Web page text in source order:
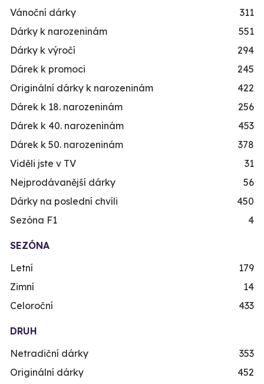
Vánoční dárky
311
Dárky k narozeninám
551
Dárky k výročí
294
Dárek k promoci
245
Originální dárky k narozeninám
422
Dárek k 18. narozeninám
256
Dárek k 40. narozeninám
453
Dárek k 50. narozeninám
378
Viděli jste v TV
31
Nejprodávanější dárky
56
Dárky na poslední chvíli
450
Sezóna F1
4
SEZÓNA
Letní
179
Zimní
14
Celoroční
433
DRUH
Netradiční dárky
353
Originální dárky
452